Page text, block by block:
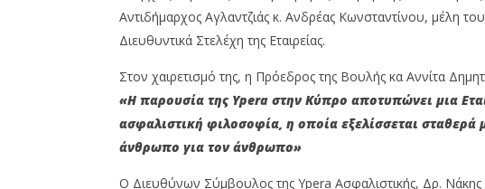
Αντιδήμαρχος Αγλαντζιάς κ. Ανδρέας Κωνσταντίνου, μέλη
Διευθυντικά Στελέχη της Εταιρείας.
Στον χαιρετισμό της, η Πρόεδρος της Βουλής κα Αννίτα
«Η παρουσία της Ypera στην Κύπρο αποτυπώνει μια
ασφαλιστική φιλοσοφία, η οποία εξελίσσεται σταθερά
άνθρωπο για τον άνθρωπο»
Ο Διευθύνων Σύμβουλος της Ypera Ασφαλιστικής, Δρ. Νάκης